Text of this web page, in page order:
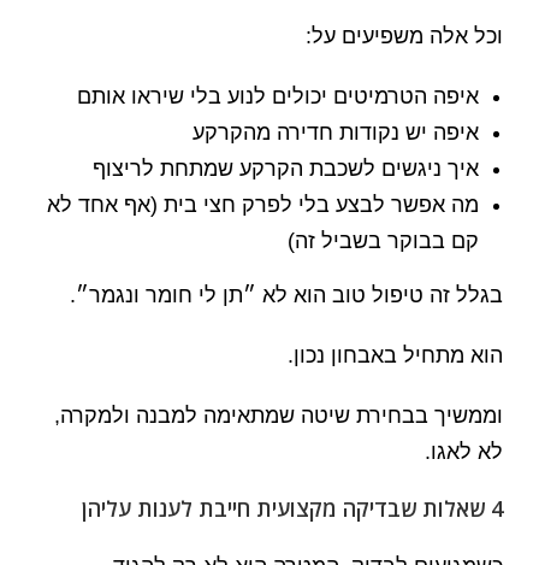
וכל אלה משפיעים על:
איפה הטרמיטים יכולים לנוע בלי שיראו אותם
איפה יש נקודות חדירה מהקרקע
איך ניגשים לשכבת הקרקע שמתחת לריצוף
מה אפשר לבצע בלי לפרק חצי בית (אף אחד לא
קם בבוקר בשביל זה)
בגלל זה טיפול טוב הוא לא ״תן לי חומר ונגמר״.
הוא מתחיל באבחון נכון.
וממשיך בבחירת שיטה שמתאימה למבנה ולמקרה,
לא לאגו.
4 שאלות שבדיקה מקצועית חייבת לענות עליהן